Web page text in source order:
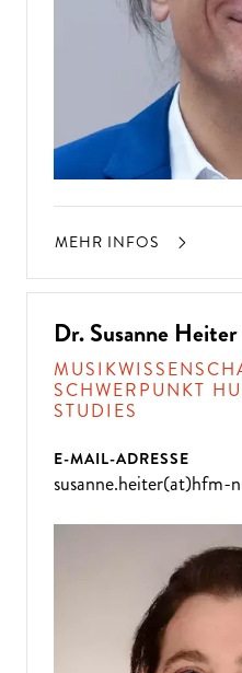
MEHR INFOS
Dr. Susanne Heiter
SCHWERPUNKT
STUDIES
E-MAIL-ADRESSE
susanne.heiter(at)hfm-